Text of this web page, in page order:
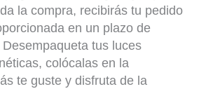
la compra, recibirás tu pedido
en un plazo de
tus luces
colócalas en la
te guste y disfruta de la